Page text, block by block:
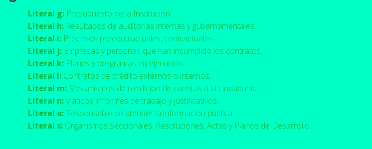
Literal g: Presupuesto de la Institución.
Literal h: Resultados de auditorías internas y gubernamentales.
Literal i: Procesos precontractuales, contractuales.
Literal j: Empresas y personas que han incumplido los contratos.
Literal k: Planes y programas en ejecución.
Literal l: Contratos de crédito externos o internos.
Literal m: Mecanismos de rendición de cuentas a la ciudadanía.
Literal n:Viáticos, informes de trabajo y justificativos.
Literal o: Responsable de atender la información pública.
Literal s: Organismos Seccionales, Resoluciones, Actas y Planos de Desarrollo.